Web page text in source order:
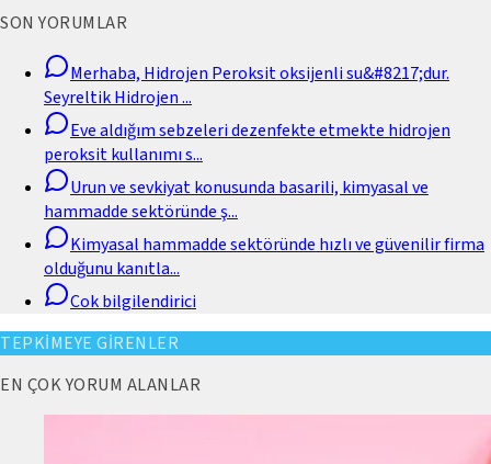
SON YORUMLAR
Merhaba, Hidrojen Peroksit oksijenli su&#8217;dur.
Seyreltik Hidrojen...
Eve aldığım sebzeleri dezenfekte etmekte hidrojen
peroksit kullanımı s...
Urun ve sevkiyat konusunda basarili, kimyasal ve
hammadde sektöründe ş...
Kimyasal hammadde sektöründe hızlı ve güvenilir firma
olduğunu kanıtla...
Cok bilgilendirici
TEPKİMEYE GİRENLER
EN ÇOK YORUM ALANLAR